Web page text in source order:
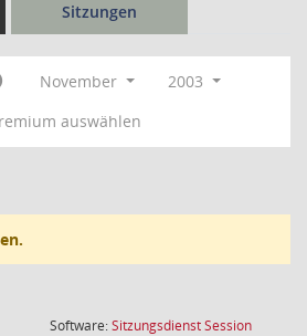
Sitzungen
November
2003
auswählen
Software:SitzungsdienstSession(Wird in